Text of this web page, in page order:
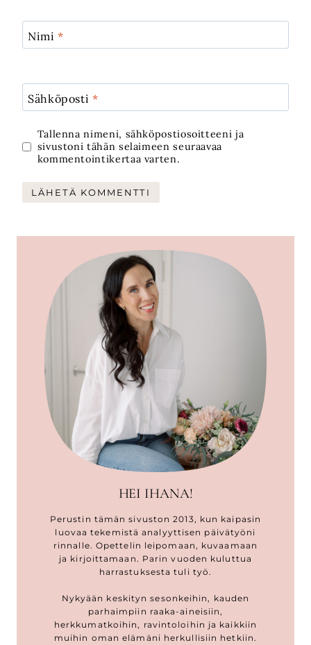
Nimi*
Sähköposti*
Tallenna nimeni, sähköpostiosoitteeni ja
sivustoni tähän selaimeen seuraavaa
kommentointikertaa varten.
HEI IHANA!
Perustin tämän sivuston 2013, kun kaipasin
luovaa tekemistä analyyttisen päivätyöni
rinnalle. Opettelin leipomaan, kuvaamaan
ja kirjoittamaan. Parin vuoden kuluttua
harrastuksesta tuli työ.
Nykyään keskityn sesonkeihin, kauden
parhaimpiin raaka-aineisiin,
herkkumatkoihin, ravintoloihin ja kaikkiin
muihin oman elämäni herkullisiin hetkiin.